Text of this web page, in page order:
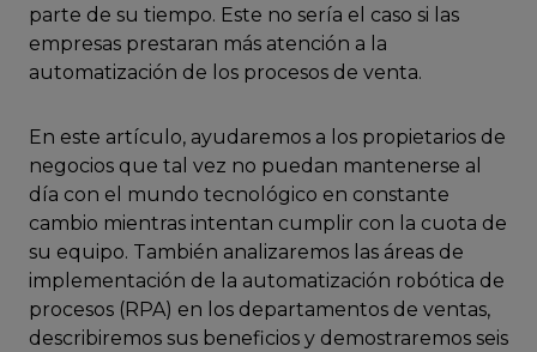
parte de su tiempo. Este no sería el caso si las
empresas prestaran más atención a la
automatización de los procesos de venta.
En este artículo, ayudaremos a los propietarios de
negocios que tal vez no puedan mantenerse al
día con el mundo tecnológico en constante
cambio mientras intentan cumplir con la cuota de
su equipo. También analizaremos las áreas de
implementación de la automatización robótica de
procesos (RPA) en los departamentos de ventas,
describiremos sus beneficios y demostraremos seis